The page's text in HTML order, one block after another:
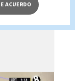
Paula
ACUERDO